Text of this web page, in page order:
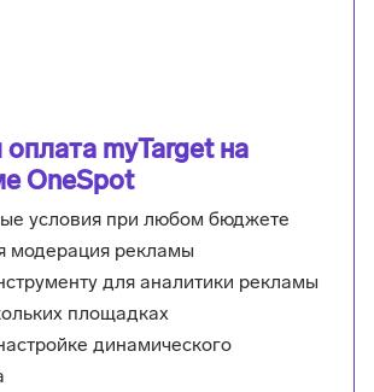
myTarget на
OneSpot
условия при любом бюджете
модерация рекламы
для аналитики рекламы
площадках
динамического